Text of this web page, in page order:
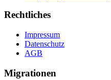
Rechtliches
Impressum
Datenschutz
AGB
Migrationen